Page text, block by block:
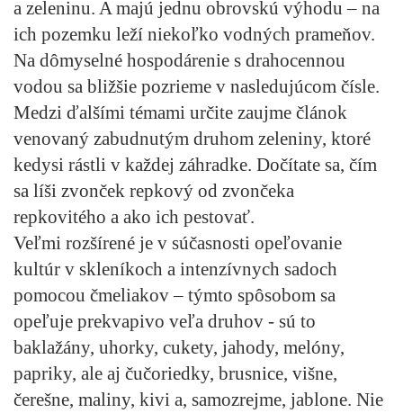
a zeleninu. A majú jednu obrovskú výhodu – na
ich pozemku leží niekoľko vodných prameňov.
Na dômyselné hospodárenie s drahocennou
vodou sa bližšie pozrieme v nasledujúcom čísle.
Medzi ďalšími témami určite zaujme článok
venovaný zabudnutým druhom zeleniny, ktoré
kedysi rástli v každej záhradke. Dočítate sa, čím
sa líši zvonček repkový od zvončeka
repkovitého a ako ich pestovať.
Veľmi rozšírené je v súčasnosti opeľovanie
kultúr v skleníkoch a intenzívnych sadoch
pomocou čmeliakov – týmto spôsobom sa
opeľuje prekvapivo veľa druhov - sú to
baklažány, uhorky, cukety, jahody, melóny,
papriky, ale aj čučoriedky, brusnice, višne,
čerešne, maliny, kivi a, samozrejme, jablone. Nie